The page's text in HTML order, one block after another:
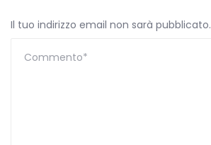
Il tuo indirizzo email non sarà pubblicato.